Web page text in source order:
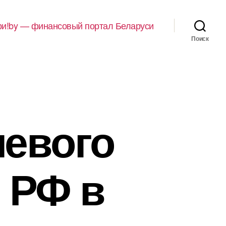
— финансовый портал Беларуси
Поиск
РФ в